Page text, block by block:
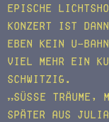
epische
Konzert ist
eben kein U-
viel mehr ein
schwitzig.
„Süße Träume,
später aus